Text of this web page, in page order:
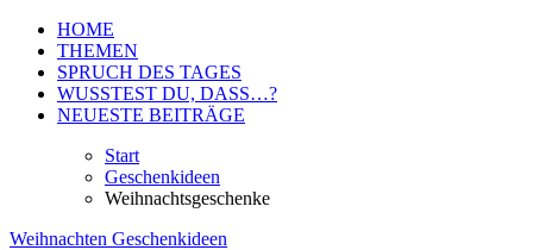
HOME
THEMEN
SPRUCH DES TAGES
WUSSTEST DU, DASS…?
NEUESTE BEITRÄGE
Start
Geschenkideen
Weihnachtsgeschenke
Weihnachten Geschenkideen